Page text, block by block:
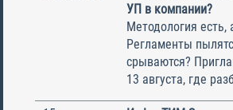
УП в компании?
Методология есть,
Регламенты
срываются?
13 августа, где